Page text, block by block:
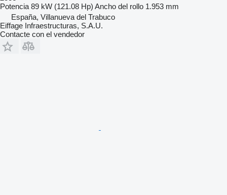
Potencia 89 kW (121.08 Hp) Ancho del rollo 1.953 mm
España, Villanueva del Trabuco
Eiffage Infraestructuras, S.A.U.
Contacte con el vendedor